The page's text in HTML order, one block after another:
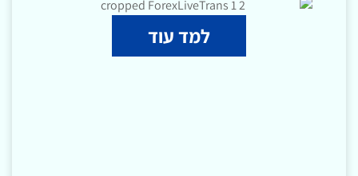
למד עוד